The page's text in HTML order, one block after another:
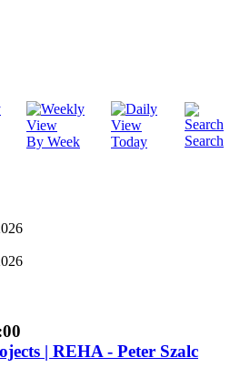
By Week Today Search
| REHA - Peter Szalc